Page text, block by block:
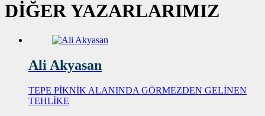
DİĞER YAZARLARIMIZ
Ali Akyasan
TEPE PİKNİK ALANINDA GÖRMEZDEN GELİNEN
TEHLİKE